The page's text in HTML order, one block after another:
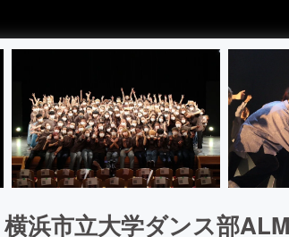
横浜市立大学ダンス部